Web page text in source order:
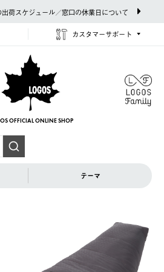
荷スケジュール／窓口の休業日について
カスタマーサポート
OFFICIAL ONLINE SHOP
テーマ